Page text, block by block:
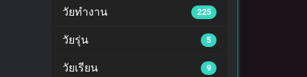
วัยทำงาน 225
วัยรุ่น 5
วัยเรียน 9